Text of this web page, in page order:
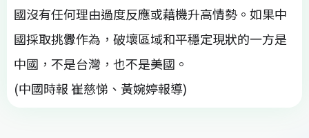
國沒有任何理由過度反應或藉機升高情勢。如果中
國採取挑釁作為，破壞區域和平穩定現狀的一方是
中國，不是台灣，也不是美國。
(中國時報 崔慈悌、黃婉婷報導)